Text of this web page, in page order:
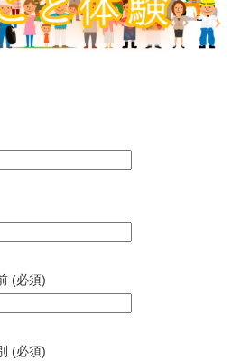
(必須)
(必須)